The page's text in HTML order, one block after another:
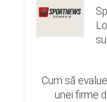
Cum să
unei firme